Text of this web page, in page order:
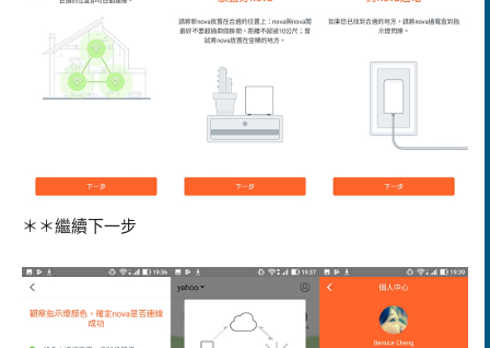
＊＊繼續下一步